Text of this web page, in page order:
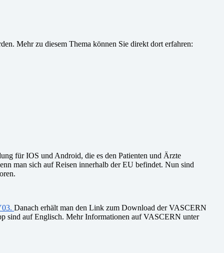
Mehr zu diesem Thema können Sie direkt dort erfahren:
für IOS und Android, die es den Patienten und Ärzte
man sich auf Reisen innerhalb der EU befindet. Nun sind
. Danach erhält man den Link zum Download der VASCERN
sind auf Englisch. Mehr Informationen auf VASCERN unter